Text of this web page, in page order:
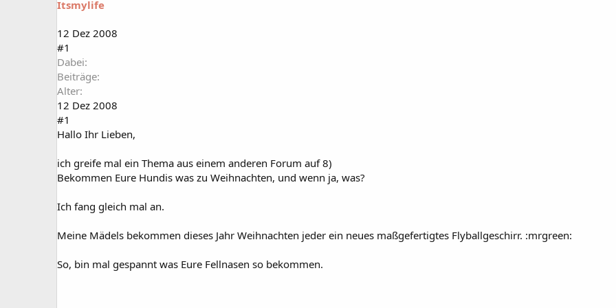
a
t
r
m
Itsmylife
12 Dez 2008
#1
Dabei
Beiträge
Alter
12 Dez 2008
#1
Hallo Ihr Lieben,
ich greife mal ein Thema aus einem anderen Forum auf 8)
Bekommen Eure Hundis was zu Weihnachten, und wenn ja, was?
Ich fang gleich mal an.
Meine Mädels bekommen dieses Jahr Weihnachten jeder ein neues maßgefertigtes Flyballgeschirr. :mrgreen:
So, bin mal gespannt was Eure Fellnasen so bekommen.